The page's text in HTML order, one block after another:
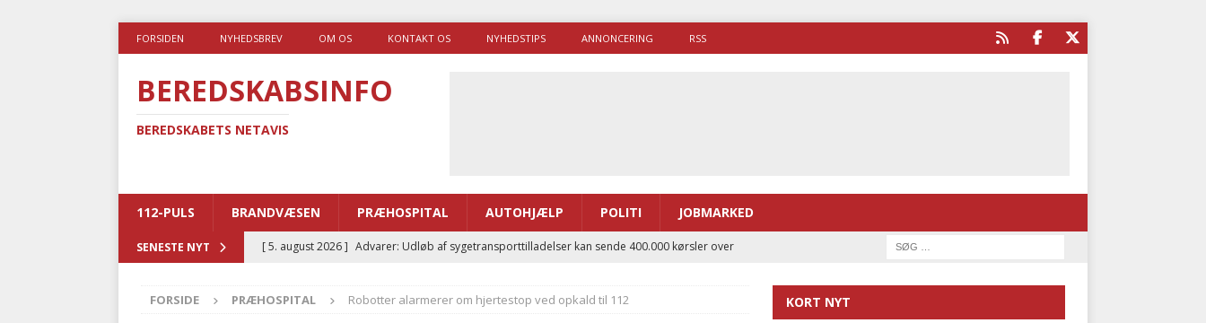
FORSIDEN NYHEDSBREV OM OS KONTAKT OS NYHEDSTIPS ANNONCERING RSS
BEREDSKABSINFO
BEREDSKABETS NETAVIS
112-PULS BRANDVÆSEN PRÆHOSPITAL AUTOHJÆLP POLITI JOBMARKED
SENESTE NYT [ 5. august 2026 ] Advarer: Udløb af sygetransporttilladelser kan sende 400.000 kørsler over
[ 5. august 2026 ] Ny ambulance og el-sygetransportvogn til Samsø
PRÆHOSPITAL
FORSIDE PRÆHOSPITAL Robotter alarmerer om hjertestop ved opkald til 112 KORT NYT